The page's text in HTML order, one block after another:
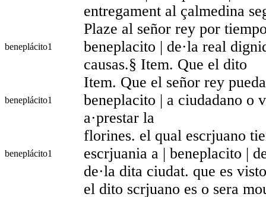
entregament al çalmedina
beneplácito1
Plaze al señor rey por
beneplacito | de·la real
causas.§ Item. Que el dito
beneplácito1
Item. Que el señor rey
beneplacito | a ciudadano o
a·prestar la
beneplácito1
florines. el qual escrjuano
escrjuania a | beneplacito |
de·la dita ciudat. que es visto
el dito scrjuano es o sera